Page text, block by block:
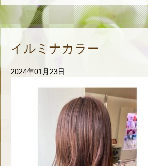
イルミナカラー
2024年01月23日